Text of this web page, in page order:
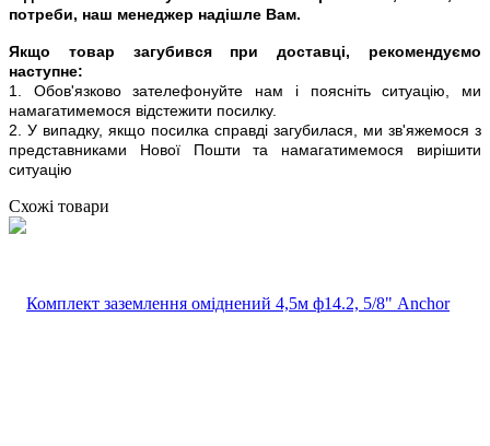
потреби, наш менеджер надішле Вам.
Якщо товар загубився при доставці, рекомендуємо
наступне:
1. Обов'язково зателефонуйте нам і поясніть ситуацію, ми
намагатимемося відстежити посилку.
2. У випадку, якщо посилка справді загубилася, ми зв'яжемося з
представниками Нової Пошти та намагатимемося вирішити
ситуацію
Схожі товари